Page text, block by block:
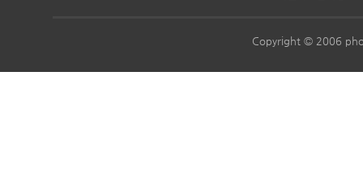
Copyright © 2006